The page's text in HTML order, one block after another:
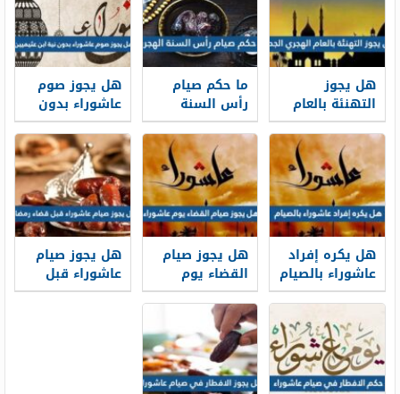
هل يجوز
التهنئة بالعام
الهجري الجديد
1448
ما حكم صيام
رأس السنة
الهجرية
هل يجوز صوم
عاشوراء بدون
نية ابن عثيميين
هل يكره إفراد
عاشوراء بالصيام
هل يجوز صيام
القضاء يوم
عاشوراء
هل يجوز صيام
عاشوراء قبل
قضاء رمضان